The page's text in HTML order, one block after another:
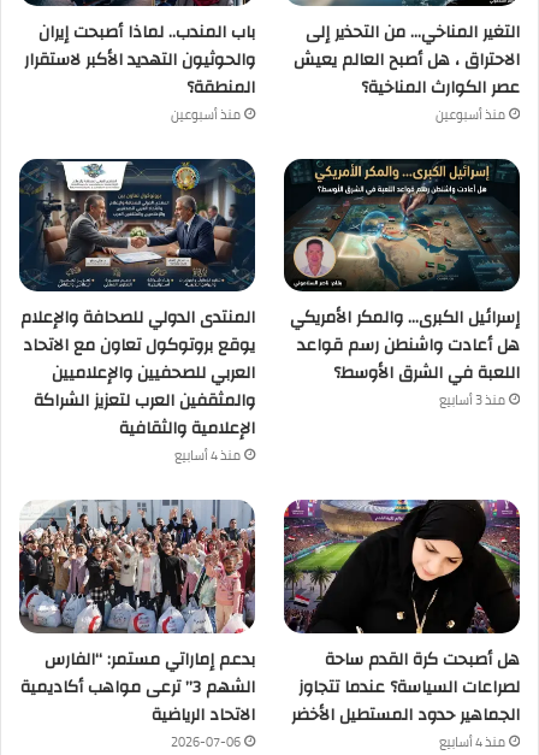
التغير المناخي… من التحذير إلى
الاحتراق ، هل أصبح العالم يعيش
عصر الكوارث المناخية؟
منذ أسبوعين
باب المندب.. لماذا أصبحت إيران
والحوثيون التهديد الأكبر لاستقرار
المنطقة؟
منذ أسبوعين
إسرائيل الكبرى… والمكر الأمريكي
هل أعادت واشنطن رسم قواعد
اللعبة في الشرق الأوسط؟
منذ 3 أسابيع
المنتدى الدولي للصحافة والإعلام
يوقع بروتوكول تعاون مع الاتحاد
العربي للصحفيين والإعلاميين
والمثقفين العرب لتعزيز الشراكة
الإعلامية والثقافية
منذ 4 أسابيع
هل أصبحت كرة القدم ساحة
لصراعات السياسة؟ عندما تتجاوز
الجماهير حدود المستطيل الأخضر
منذ 4 أسابيع
بدعم إماراتي مستمر: “الفارس
الشهم 3” ترعى مواهب أكاديمية
الاتحاد الرياضية
2026-07-06